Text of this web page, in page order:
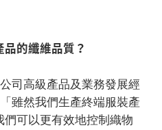
的纖維品質？
司高級產品及業務發展經
雖然我們生產終端服裝產
可以更有效地控制織物